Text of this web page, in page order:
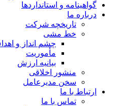
گواهینامه و استانداردها
درباره ما
تاریخچه شرکت
خط مشی
چشم انداز و
مأموریت
بیانیه ارزش
منشور اخلاقی
سخن مدیرعامل
ارتباط با ما
تماس با ما